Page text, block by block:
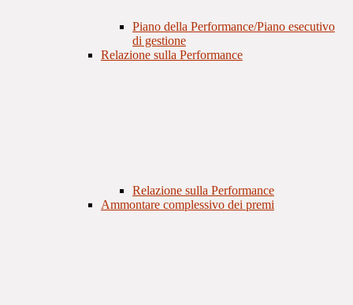
Piano della Performance/Piano esecutivo
di gestione
Relazione sulla Performance
Relazione sulla Performance
Ammontare complessivo dei premi